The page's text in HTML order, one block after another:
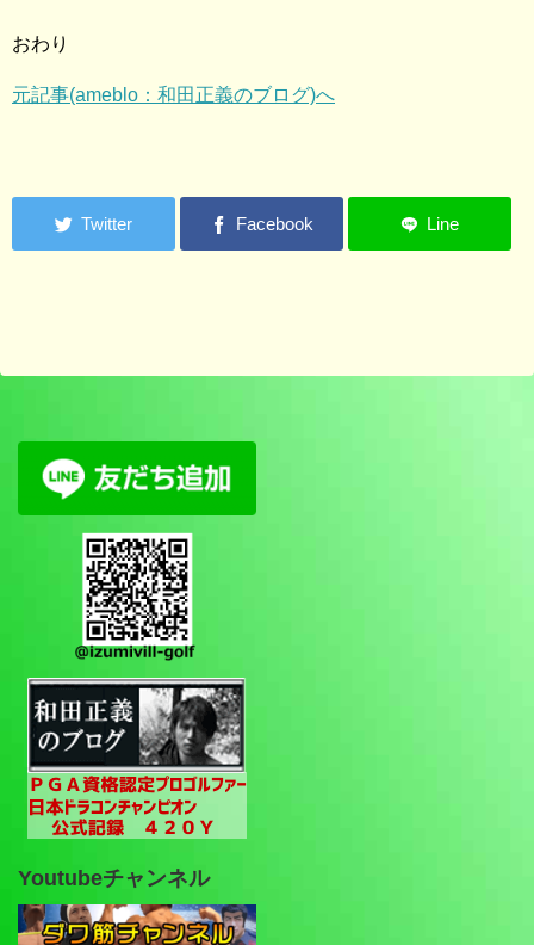
おわり
元記事(ameblo：和田正義のブログ)へ
Youtubeチャンネル